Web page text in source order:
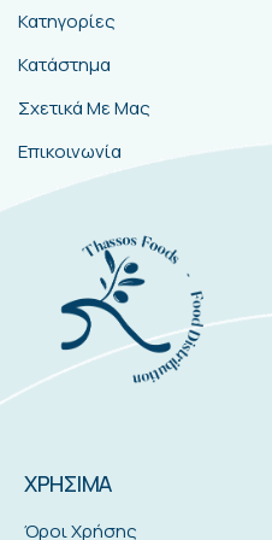
Κατηγορίες
Κατάστημα
Σχετικά Με Μας
Επικοινωνία
ΧΡΗΣΙΜΑ
Όροι Χρήσης